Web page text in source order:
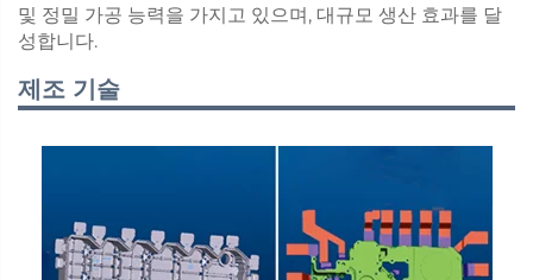
및 정밀 가공 능력을 가지고 있으며, 대규모 생산 효과를 달
성합니다.
제조 기술